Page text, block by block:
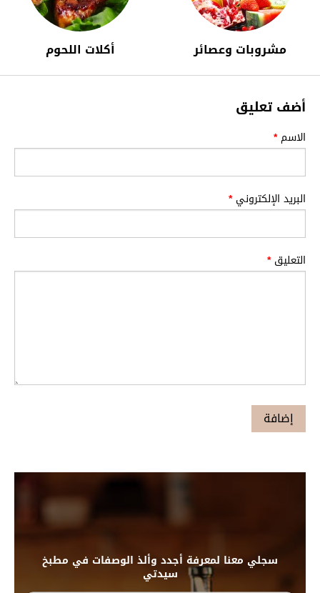
مشروبات وعصائر أكلات اللحوم
أضف تعليق
الاسم*
البريد الإلكتروني*
التعليق*
سجلي معنا لمعرفة أجدد وألذ الوصفات في مطبخ
سيدتي